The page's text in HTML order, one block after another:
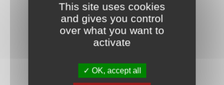
This site uses cookies
and gives you control
over what you want to
activate
OK, accept all
oublié ?
compte
Connexion